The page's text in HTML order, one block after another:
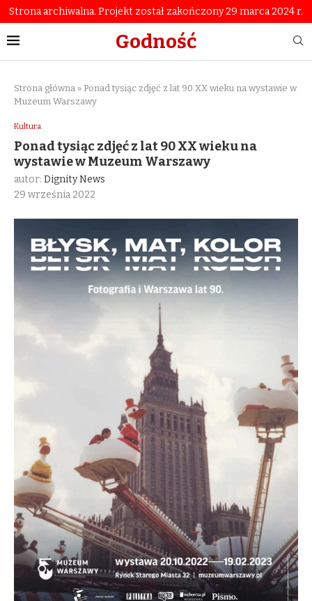
Strona archiwalna. Projekt został zakończony 29 marca 2024 r.
Godność
Strona główna » Ponad tysiąc zdjęć z lat 90 XX wieku na wystawie w
Muzeum Warszawy
Kultura
Ponad tysiąc zdjęć z lat 90 XX wieku na
wystawie w Muzeum Warszawy
autor: Dignity News
29 września 2022